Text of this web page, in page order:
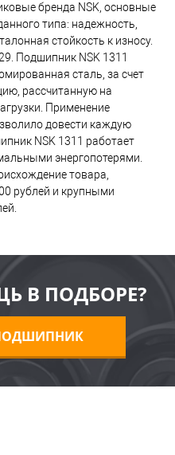
бренда NSK, основные
типа: надежность,
стойкость к износу.
Подшипник NSK 1311
сталь, за счет
рассчитанную на
Применение
довести каждую
NSK 1311 работает
энергопотерями.
товара,
рублей и крупными
В ПОДБОРЕ?